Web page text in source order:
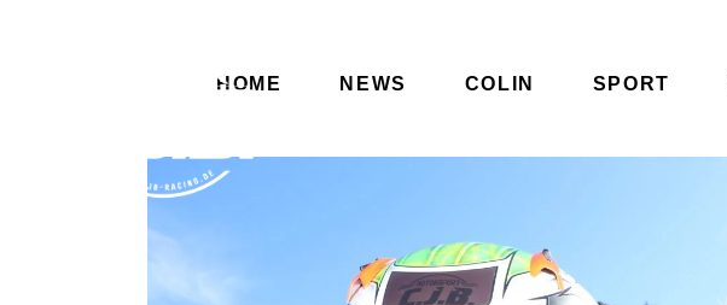
HOME NEWS COLIN SPORT